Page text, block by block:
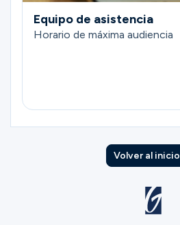
Equipo de asistencia
Horario de máxima audiencia
Volver al inicio